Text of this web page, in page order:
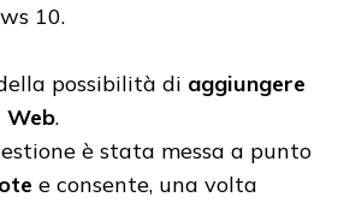
10.
possibilità di aggiungere
Web.
è stata messa a punto
e consente, una volta